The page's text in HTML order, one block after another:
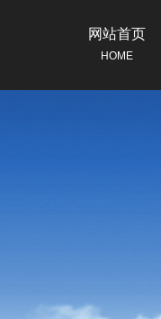
网站首页
HOME